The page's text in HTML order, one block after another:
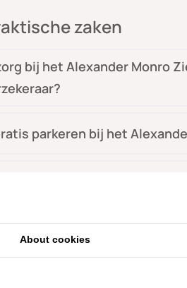
zaken
bij het Alexander Monro
parkeren bij het
ik me goed voor op mijn
het contact met mijn
About cookies